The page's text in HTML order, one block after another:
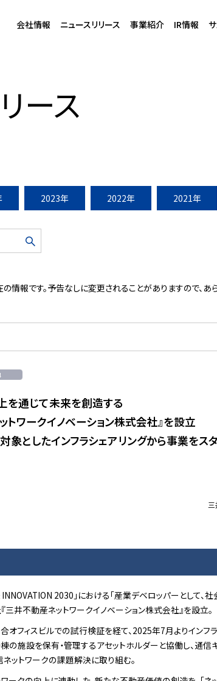
会社情報 ニュースリリース 事業紹介 IR情報
ース
2023年 2022年 2021年
報です。予告なしに変更されることがありますので、あ
を通じて未来を創造する
トワークイノベーション株式会社』を設立
としたインフラシェアリングから事業をス
三
2030」における「産業デベロッパーとして、
三井不動産ネットワークイノベーション株式会社』を設立。
フィスビルでの試行検証を経て、2025年7月よりインフ
の施設を保有・管理するアセットホルダーと協働し、通信
ットワークの課題解決に取り組む。